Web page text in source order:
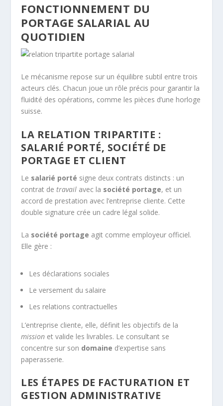
FONCTIONNEMENT DU
PORTAGE SALARIAL AU
QUOTIDIEN
Le mécanisme repose sur un équilibre subtil entre trois
acteurs clés. Chacun joue un rôle précis pour garantir la
fluidité des opérations, comme les pièces d’une horloge
suisse.
LA RELATION TRIPARTITE :
SALARIÉ PORTÉ, SOCIÉTÉ DE
PORTAGE ET CLIENT
Le salarié porté signe deux contrats distincts : un
contrat detravail avec la société portage, et un
accord de prestation avec l’entreprise cliente. Cette
double signature crée un cadre légal solide.
La société portage agit comme employeur officiel.
Elle gère :
Les déclarations sociales
Le versement du salaire
Les relations contractuelles
L’entreprise cliente, elle, définit les objectifs de la
mission et valide les livrables. Le consultant se
concentre sur son domaine d’expertise sans
paperasserie.
LES ÉTAPES DE FACTURATION ET
GESTION ADMINISTRATIVE